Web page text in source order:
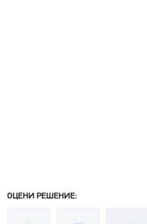
ОЦЕНИ РЕШЕНИЕ: